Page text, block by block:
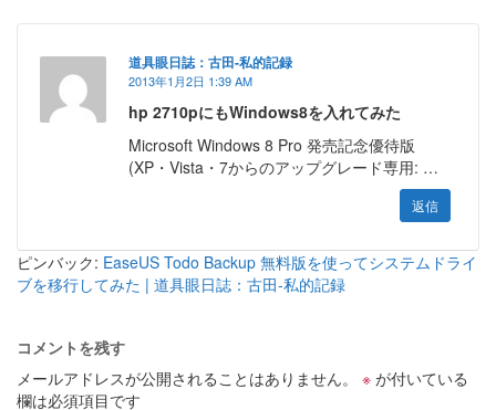
道具眼日誌：古田-私的記録
2013年1月2日 1:39 AM
hp 2710pにもWindows8を入れてみた
Microsoft Windows 8 Pro 発売記念優待版
(XP・Vista・7からのアップグレード専用: …
返信
ピンバック: EaseUS Todo Backup 無料版を使ってシステムドライ
ブを移行してみた | 道具眼日誌：古田-私的記録
コメントを残す
メールアドレスが公開されることはありません。
※ が付いている
欄は必須項目です